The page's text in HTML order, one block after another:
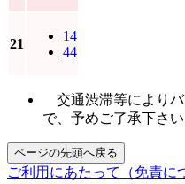
21
14
44
交通渋滞等により
で、予めご了承下さ
ページの先頭へ戻る
ご利用にあたって（免責に